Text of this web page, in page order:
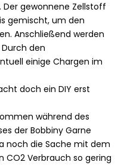
gewonnene Zellstoff
gemischt, um den
Anschließend werden
den
einige Chargen im
doch ein DIY erst
während des
der Bobbiny Garne
noch die Sache mit dem
CO2 Verbrauch so gering